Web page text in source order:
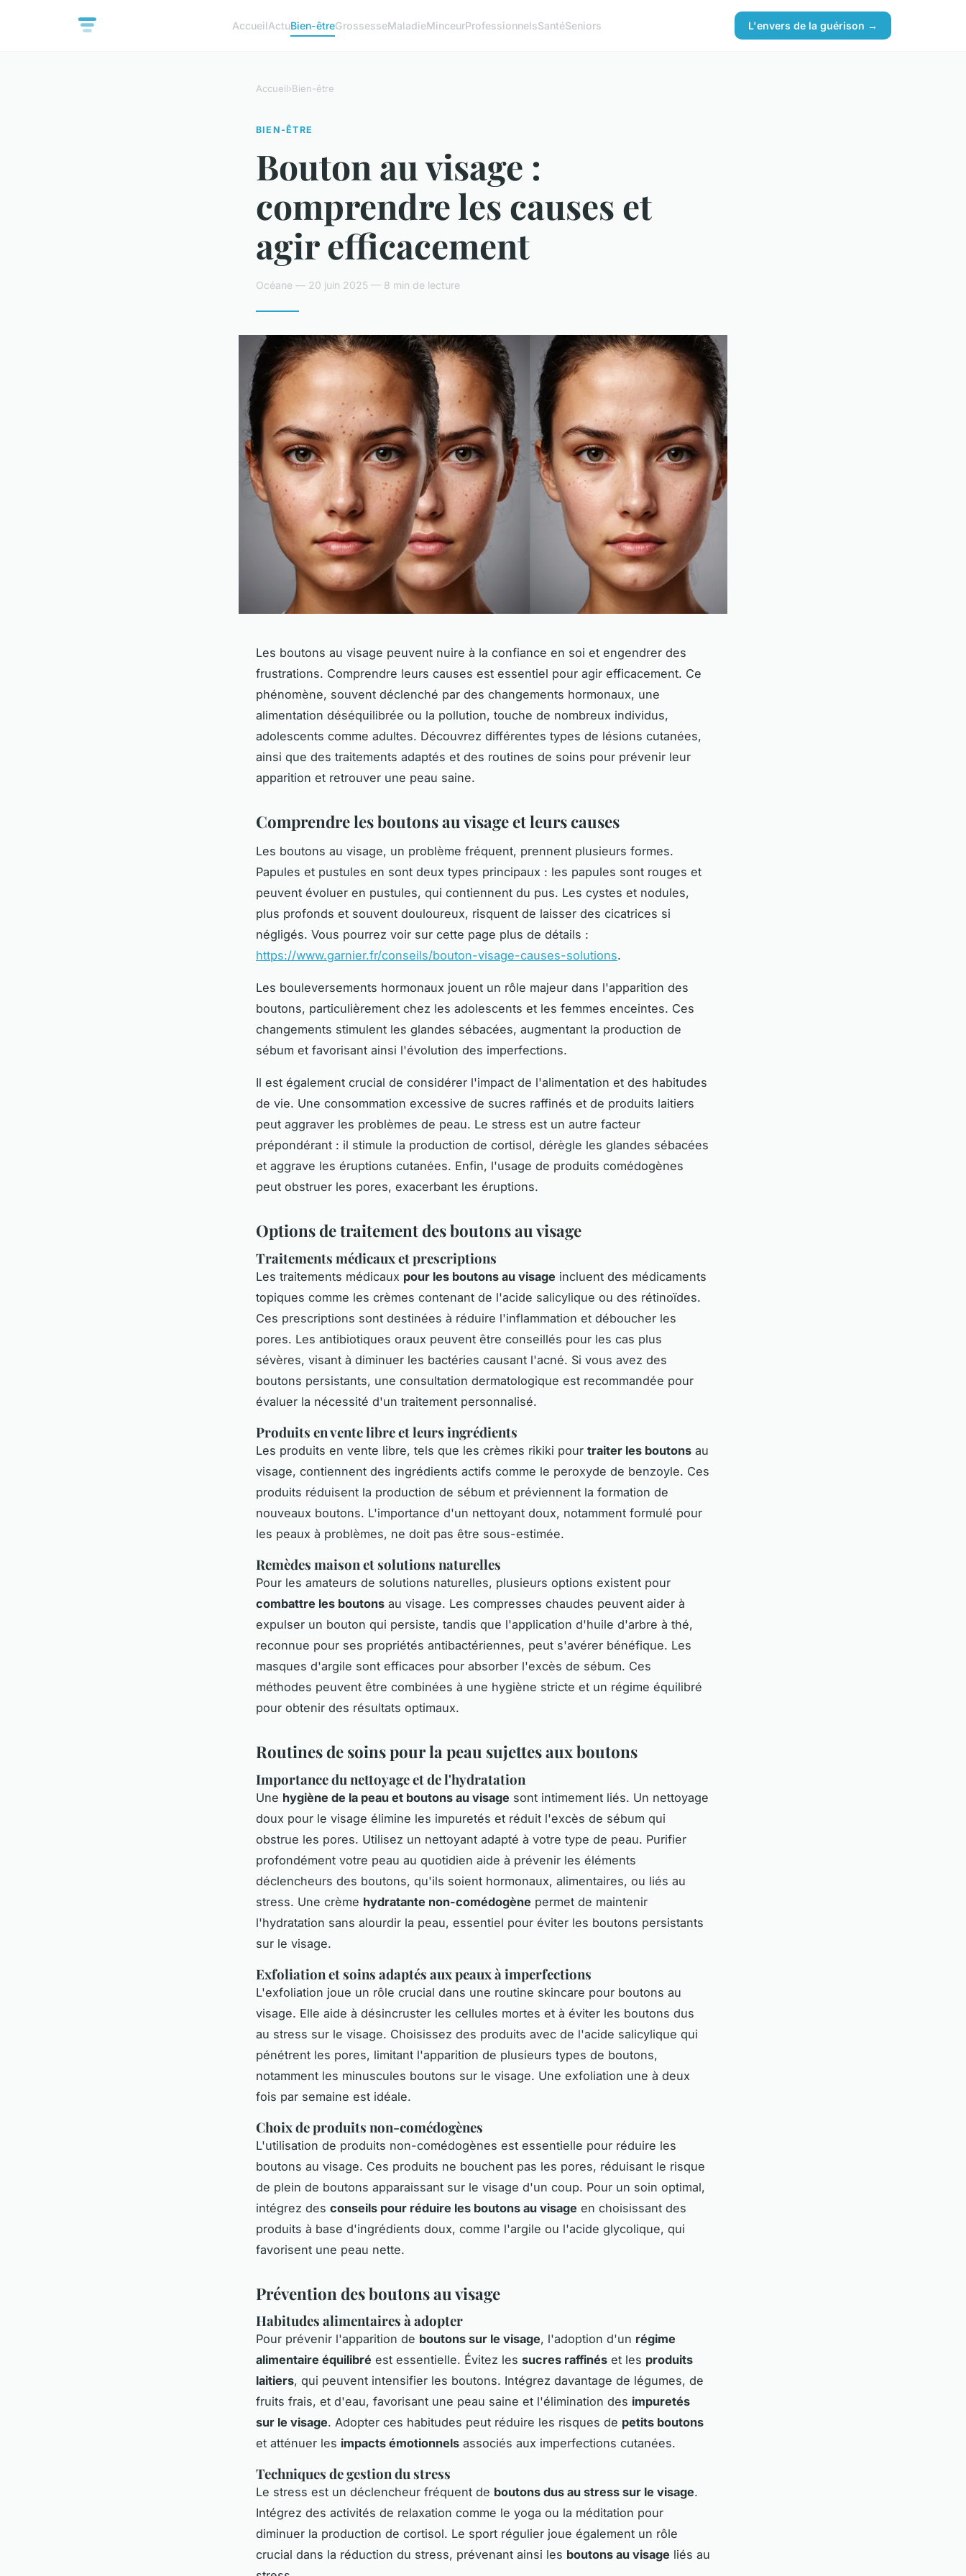
AccueilActuBien-êtreGrossesseMaladieMinceurProfessionnelsSantéSeniors L'envers de la guérison →
Accueil›Bien-être
BIEN-ÊTRE
Bouton au visage :
comprendre les causes et
agir efficacement
Océane — 20 juin 2025 — 8 min de lecture
Les boutons au visage peuvent nuire à la confiance en soi et engendrer des
frustrations. Comprendre leurs causes est essentiel pour agir efficacement. Ce
phénomène, souvent déclenché par des changements hormonaux, une
alimentation déséquilibrée ou la pollution, touche de nombreux individus,
adolescents comme adultes. Découvrez différentes types de lésions cutanées,
ainsi que des traitements adaptés et des routines de soins pour prévenir leur
apparition et retrouver une peau saine.
Comprendre les boutons au visage et leurs causes
Les boutons au visage, un problème fréquent, prennent plusieurs formes.
Papules et pustules en sont deux types principaux : les papules sont rouges et
peuvent évoluer en pustules, qui contiennent du pus. Les cystes et nodules,
plus profonds et souvent douloureux, risquent de laisser des cicatrices si
négligés. Vous pourrez voir sur cette page plus de détails :
https://www.garnier.fr/conseils/bouton-visage-causes-solutions.
Les bouleversements hormonaux jouent un rôle majeur dans l'apparition des
boutons, particulièrement chez les adolescents et les femmes enceintes. Ces
changements stimulent les glandes sébacées, augmentant la production de
sébum et favorisant ainsi l'évolution des imperfections.
Il est également crucial de considérer l'impact de l'alimentation et des habitudes
de vie. Une consommation excessive de sucres raffinés et de produits laitiers
peut aggraver les problèmes de peau. Le stress est un autre facteur
prépondérant : il stimule la production de cortisol, dérègle les glandes sébacées
et aggrave les éruptions cutanées. Enfin, l'usage de produits comédogènes
peut obstruer les pores, exacerbant les éruptions.
Options de traitement des boutons au visage
Traitements médicaux et prescriptions
Les traitements médicaux pour les boutons au visage incluent des médicaments
topiques comme les crèmes contenant de l'acide salicylique ou des rétinoïdes.
Ces prescriptions sont destinées à réduire l'inflammation et déboucher les
pores. Les antibiotiques oraux peuvent être conseillés pour les cas plus
sévères, visant à diminuer les bactéries causant l'acné. Si vous avez des
boutons persistants, une consultation dermatologique est recommandée pour
évaluer la nécessité d'un traitement personnalisé.
Produits en vente libre et leurs ingrédients
Les produits en vente libre, tels que les crèmes rikiki pour traiter les boutons au
visage, contiennent des ingrédients actifs comme le peroxyde de benzoyle. Ces
produits réduisent la production de sébum et préviennent la formation de
nouveaux boutons. L'importance d'un nettoyant doux, notamment formulé pour
les peaux à problèmes, ne doit pas être sous-estimée.
Remèdes maison et solutions naturelles
Pour les amateurs de solutions naturelles, plusieurs options existent pour
combattre les boutons au visage. Les compresses chaudes peuvent aider à
expulser un bouton qui persiste, tandis que l'application d'huile d'arbre à thé,
reconnue pour ses propriétés antibactériennes, peut s'avérer bénéfique. Les
masques d'argile sont efficaces pour absorber l'excès de sébum. Ces
méthodes peuvent être combinées à une hygiène stricte et un régime équilibré
pour obtenir des résultats optimaux.
Routines de soins pour la peau sujettes aux boutons
Importance du nettoyage et de l'hydratation
Une hygiène de la peau et boutons au visage sont intimement liés. Un nettoyage
doux pour le visage élimine les impuretés et réduit l'excès de sébum qui
obstrue les pores. Utilisez un nettoyant adapté à votre type de peau. Purifier
profondément votre peau au quotidien aide à prévenir les éléments
déclencheurs des boutons, qu'ils soient hormonaux, alimentaires, ou liés au
stress. Une crème hydratante non-comédogène permet de maintenir
l'hydratation sans alourdir la peau, essentiel pour éviter les boutons persistants
sur le visage.
Exfoliation et soins adaptés aux peaux à imperfections
L'exfoliation joue un rôle crucial dans une routine skincare pour boutons au
visage. Elle aide à désincruster les cellules mortes et à éviter les boutons dus
au stress sur le visage. Choisissez des produits avec de l'acide salicylique qui
pénétrent les pores, limitant l'apparition de plusieurs types de boutons,
notamment les minuscules boutons sur le visage. Une exfoliation une à deux
fois par semaine est idéale.
Choix de produits non-comédogènes
L'utilisation de produits non-comédogènes est essentielle pour réduire les
boutons au visage. Ces produits ne bouchent pas les pores, réduisant le risque
de plein de boutons apparaissant sur le visage d'un coup. Pour un soin optimal,
intégrez des conseils pour réduire les boutons au visage en choisissant des
produits à base d'ingrédients doux, comme l'argile ou l'acide glycolique, qui
favorisent une peau nette.
Prévention des boutons au visage
Habitudes alimentaires à adopter
Pour prévenir l'apparition de boutons sur le visage, l'adoption d'un régime
alimentaire équilibré est essentielle. Évitez les sucres raffinés et les produits
laitiers, qui peuvent intensifier les boutons. Intégrez davantage de légumes, de
fruits frais, et d'eau, favorisant une peau saine et l'élimination des impuretés
sur le visage. Adopter ces habitudes peut réduire les risques de petits boutons
et atténuer les impacts émotionnels associés aux imperfections cutanées.
Techniques de gestion du stress
Le stress est un déclencheur fréquent de boutons dus au stress sur le visage.
Intégrez des activités de relaxation comme le yoga ou la méditation pour
diminuer la production de cortisol. Le sport régulier joue également un rôle
crucial dans la réduction du stress, prévenant ainsi les boutons au visage liés au